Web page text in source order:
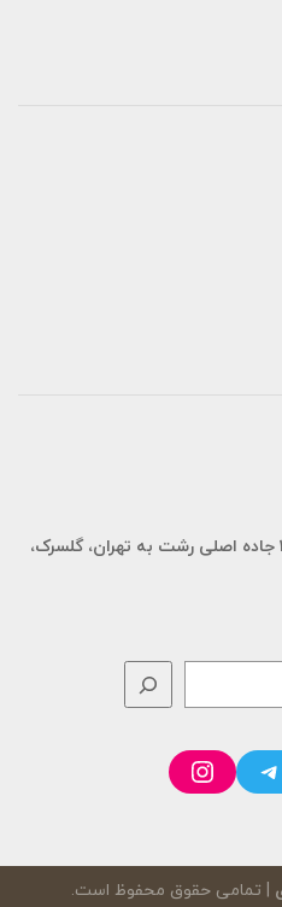
استان گیلان، سنگر، کیلومتر 20 جاده اصلی رشت به تهران، گلسرک،
Telegram
Instagram
| تمامی حقوق محفوظ است.